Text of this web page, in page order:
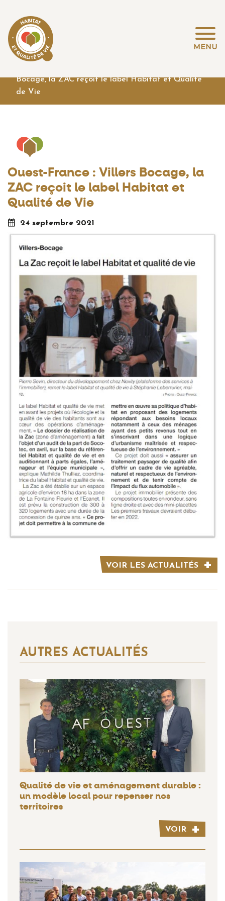
MENU
Bocage, la ZAC reçoit le label Habitat et Qualité
de Vie
Ouest-France : Villers Bocage, la
ZAC reçoit le label Habitat et
Qualité de Vie
24 septembre 2021
VOIR LES ACTUALITÉS
AUTRES ACTUALITÉS
Qualité de vie et aménagement durable :
un modèle local pour repenser nos
territoires
VOIR